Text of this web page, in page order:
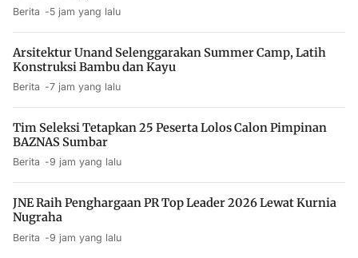
Berita 5 jam yang lalu
Arsitektur Unand Selenggarakan Summer Camp, Latih
Konstruksi Bambu dan Kayu
Berita 7 jam yang lalu
Tim Seleksi Tetapkan 25 Peserta Lolos Calon Pimpinan
BAZNAS Sumbar
Berita 9 jam yang lalu
JNE Raih Penghargaan PR Top Leader 2026 Lewat Kurnia
Nugraha
Berita 9 jam yang lalu